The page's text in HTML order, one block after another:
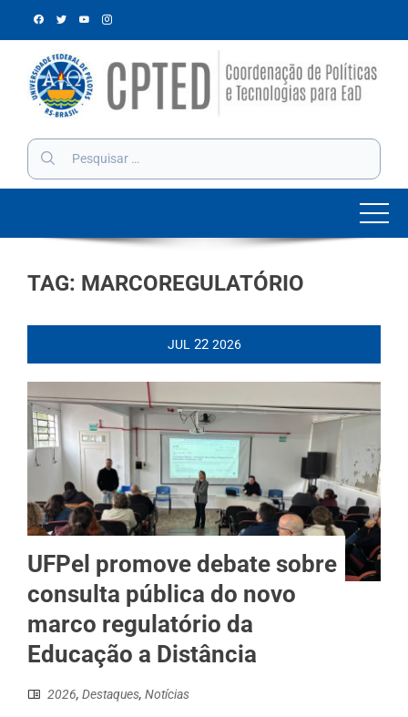
Pesquisar
por:
TAG: MARCOREGULATÓRIO
JUL 22 2026
UFPel promove debate sobre
consulta pública do novo
marco regulatório da
Educação a Distância
2026, Destaques, Notícias